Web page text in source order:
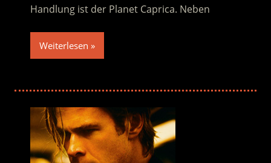
Handlung ist der Planet Caprica. Neben
Weiterlesen